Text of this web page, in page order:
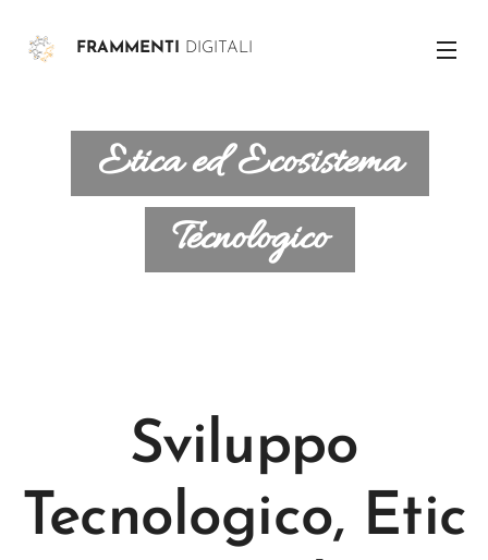
FRAMMENTI DIGITALI
Etica ed Ecosistema
Tecnologico
Sviluppo
Tecnologico, Etic